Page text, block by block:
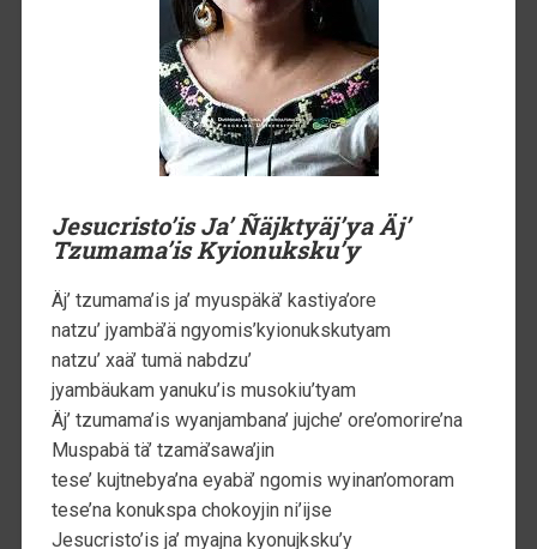
Jesucristo’is Ja’ Ñäjktyäj’ya Äj’
Tzumama’is Kyionuksku’y
Äj’ tzumama’is ja’ myuspäkä’ kastiya’ore
natzu’ jyambä’ä ngyomis’kyionukskutyam
natzu’ xaä’ tumä nabdzu’
jyambäukam yanuku’is musokiu’tyam
Äj’ tzumama’is wyanjambana’ jujche’ ore’omorire’na
Muspabä tä’ tzamä’sawa’jin
tese’ kujtnebya’na eyabä’ ngomis wyinan’omoram
tese’na konukspa chokoyjin ni’ijse
Jesucristo’is ja’ myajna kyonujksku’y